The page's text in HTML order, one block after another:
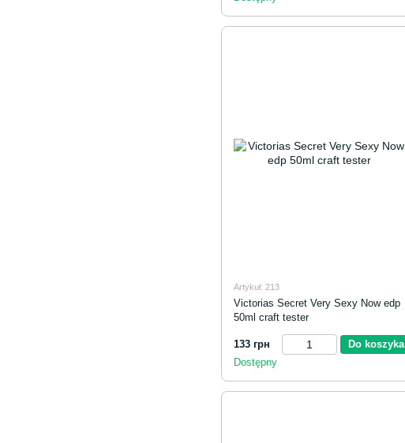
Artykuł: 213
Victorias Secret Very Sexy Now edp
50ml craft tester
133 грн
Do koszyka
Dostępny